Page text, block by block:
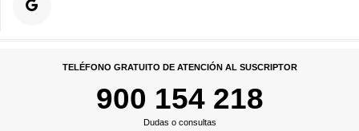
TELÉFONO GRATUITO DE ATENCIÓN AL SUSCRIPTOR
900 154 218
Dudas o consultas